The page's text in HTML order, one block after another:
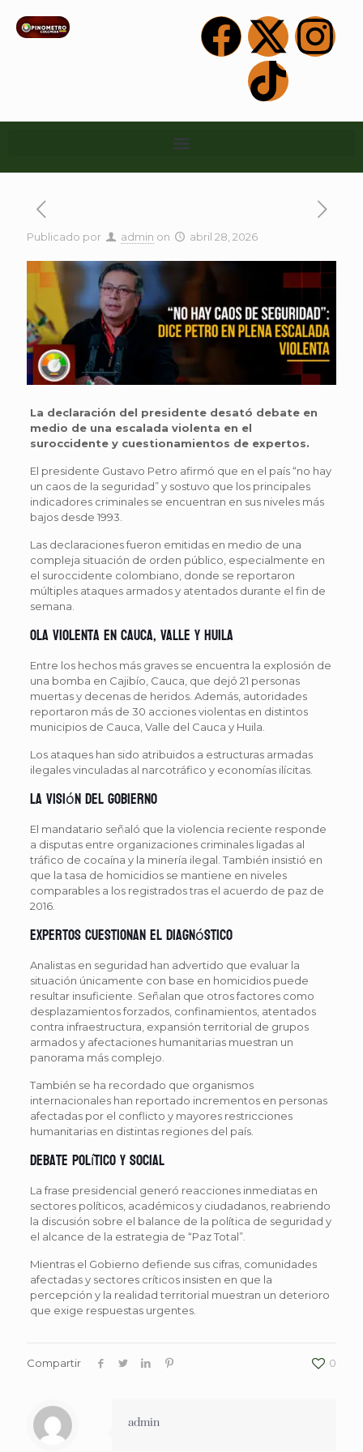
Publicado por admin on abril 28, 2026
La declaración del presidente desató debate en
medio de una escalada violenta en el
suroccidente y cuestionamientos de expertos.
El presidente Gustavo Petro afirmó que en el país “no hay
un caos de la seguridad” y sostuvo que los principales
indicadores criminales se encuentran en sus niveles más
bajos desde 1993.
Las declaraciones fueron emitidas en medio de una
compleja situación de orden público, especialmente en
el suroccidente colombiano, donde se reportaron
múltiples ataques armados y atentados durante el fin de
semana.
Ola violenta en Cauca, Valle y Huila
Entre los hechos más graves se encuentra la explosión de
una bomba en Cajibío, Cauca, que dejó 21 personas
muertas y decenas de heridos. Además, autoridades
reportaron más de 30 acciones violentas en distintos
municipios de Cauca, Valle del Cauca y Huila.
Los ataques han sido atribuidos a estructuras armadas
ilegales vinculadas al narcotráfico y economías ilícitas.
La visión del Gobierno
El mandatario señaló que la violencia reciente responde
a disputas entre organizaciones criminales ligadas al
tráfico de cocaína y la minería ilegal. También insistió en
que la tasa de homicidios se mantiene en niveles
comparables a los registrados tras el acuerdo de paz de
2016.
Expertos cuestionan el diagnóstico
Analistas en seguridad han advertido que evaluar la
situación únicamente con base en homicidios puede
resultar insuficiente. Señalan que otros factores como
desplazamientos forzados, confinamientos, atentados
contra infraestructura, expansión territorial de grupos
armados y afectaciones humanitarias muestran un
panorama más complejo.
También se ha recordado que organismos
internacionales han reportado incrementos en personas
afectadas por el conflicto y mayores restricciones
humanitarias en distintas regiones del país.
Debate político y social
La frase presidencial generó reacciones inmediatas en
sectores políticos, académicos y ciudadanos, reabriendo
la discusión sobre el balance de la política de seguridad y
el alcance de la estrategia de “Paz Total”.
Mientras el Gobierno defiende sus cifras, comunidades
afectadas y sectores críticos insisten en que la
percepción y la realidad territorial muestran un deterioro
que exige respuestas urgentes.
Compartir 0
admin